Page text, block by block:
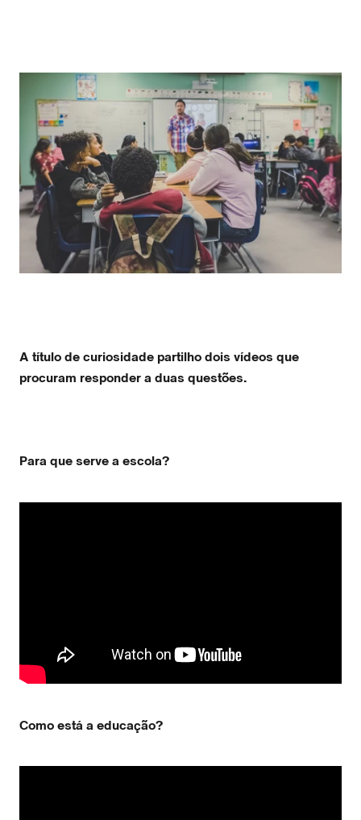
A título de curiosidade partilho dois vídeos que
procuram responder a duas questões.
Para que serve a escola?
Como está a educação?